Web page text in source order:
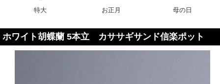
特大 お正月 母の日
ホワイト胡蝶蘭 5本立 カササギサンド信楽ポット